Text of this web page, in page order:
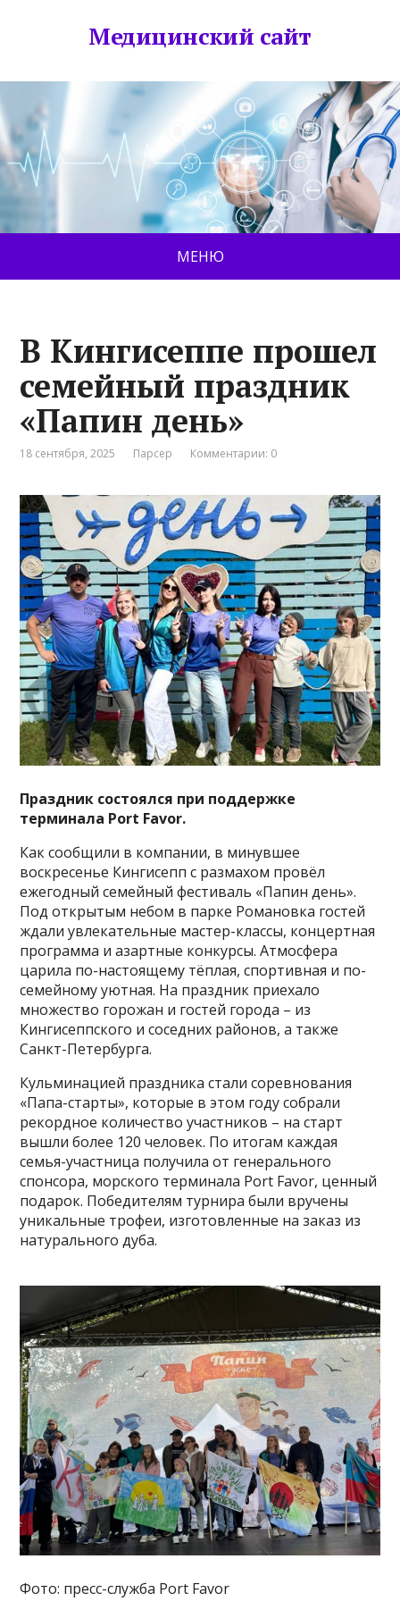
Медицинский сайт
МЕНЮ
В Кингисеппе прошел
семейный праздник
«Папин день»
18 сентября, 2025 Парсер Комментарии: 0
Праздник состоялся при поддержке
терминала Port Favor.
Как сообщили в компании, в минувшее
воскресенье Кингисепп с размахом провёл
ежегодный семейный фестиваль «Папин день».
Под открытым небом в парке Романовка гостей
ждали увлекательные мастер-классы, концертная
программа и азартные конкурсы. Атмосфера
царила по-настоящему тёплая, спортивная и по-
семейному уютная. На праздник приехало
множество горожан и гостей города – из
Кингисеппского и соседних районов, а также
Санкт-Петербурга.
Кульминацией праздника стали соревнования
«Папа-старты», которые в этом году собрали
рекордное количество участников – на старт
вышли более 120 человек. По итогам каждая
семья-участница получила от генерального
спонсора, морского терминала Port Favor, ценный
подарок. Победителям турнира были вручены
уникальные трофеи, изготовленные на заказ из
натурального дуба.
Фото: пресс-служба Port Favor